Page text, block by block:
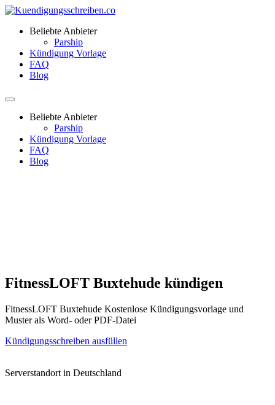
Beliebte Anbieter
Parship
Kündigung Vorlage
FAQ
Blog
Beliebte Anbieter
Parship
Kündigung Vorlage
FAQ
Blog
FitnessLOFT Buxtehude kündigen
FitnessLOFT Buxtehude Kostenlose Kündigungsvorlage und
Muster als Word- oder PDF-Datei
Kündigungsschreiben ausfüllen
Serverstandort in Deutschland